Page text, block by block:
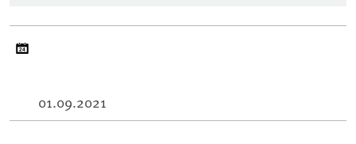
01.09.2021